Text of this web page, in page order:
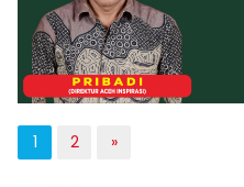
1 2 »